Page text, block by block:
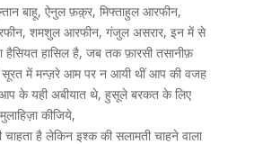
बाहू, ऐनुल फ़क़्र, मिफ्ताहुल आरफीन,
शमशुल आरफीन, गंजुल असरार, इन में से
हैसियत हासिल है, जब तक फ़ारसी तसानीफ़
सूरत में मन्ज़रे आम पर न आयी थीं आप की वजह
के यही अबीयात थे, हुसूले बरकत के लिए
कीजिये,
है लेकिन इश्क की सलामती चाहने वाला